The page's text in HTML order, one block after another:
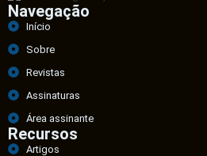
Navegação
Início
Sobre
Revistas
Assinaturas
Área assinante
Recursos
Artigos